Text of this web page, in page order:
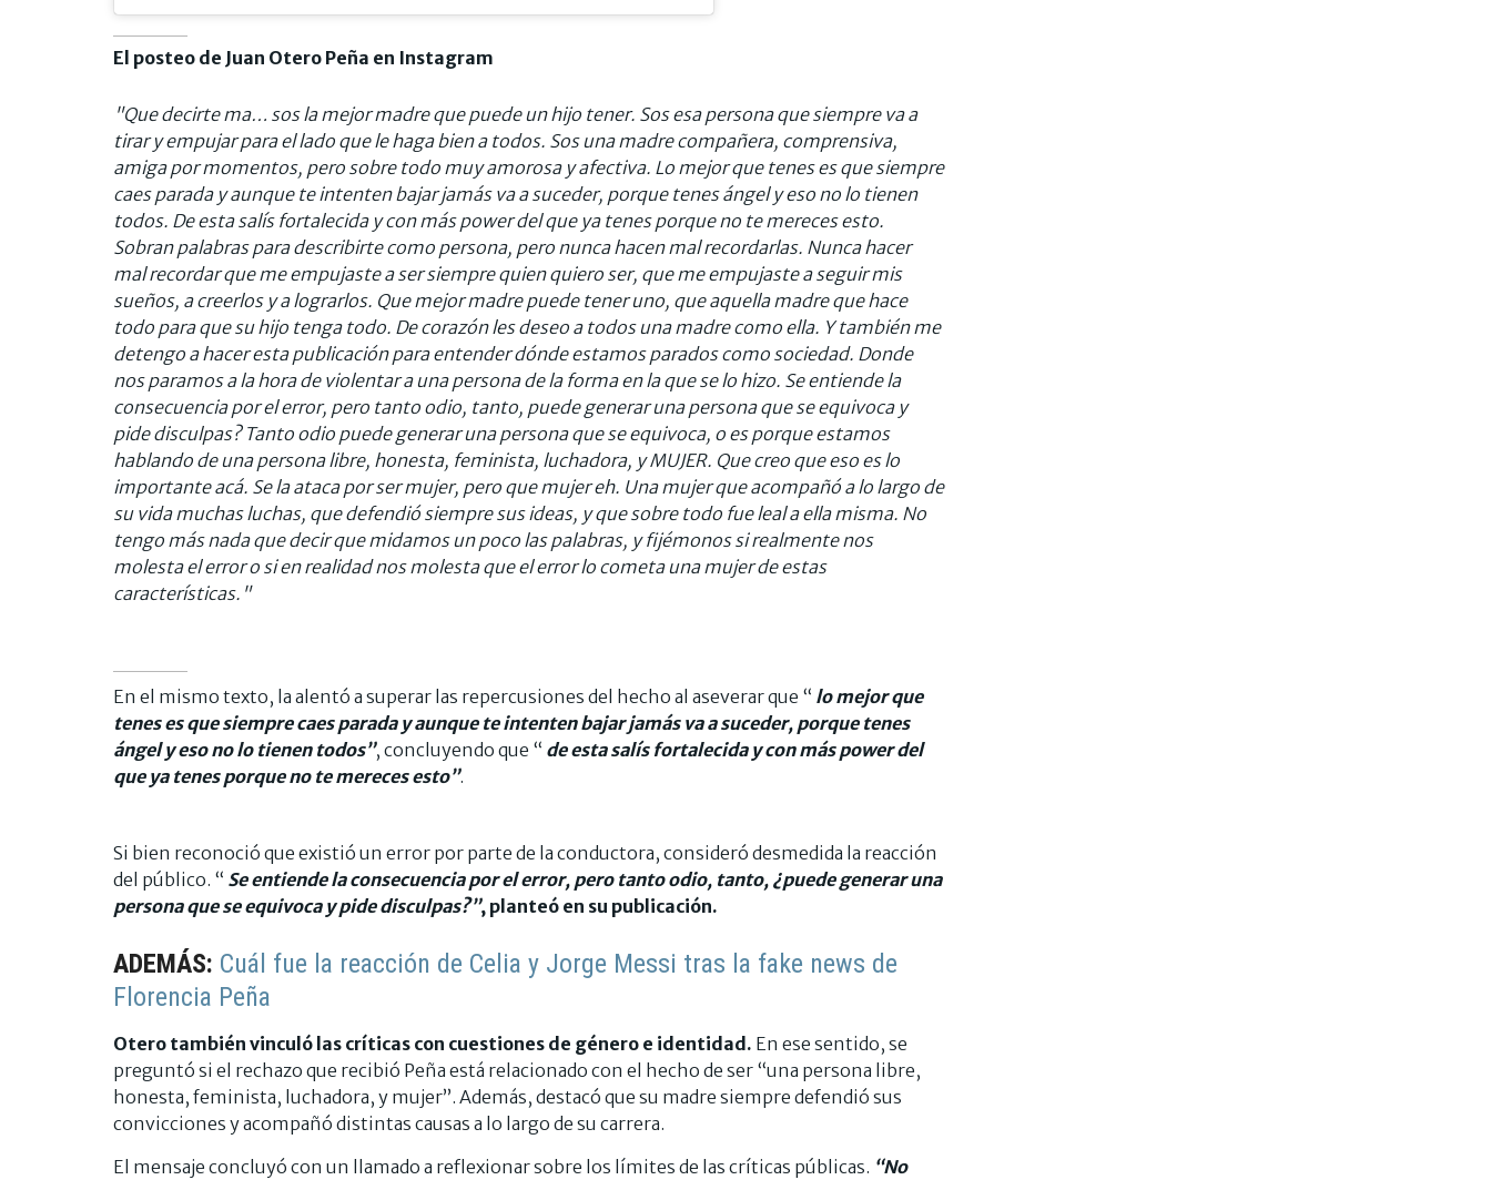
El posteo de Juan Otero Peña en Instagram
"Que decirte ma… sos la mejor madre que puede un hijo tener. Sos esa persona que siempre va a
tirar y empujar para el lado que le haga bien a todos. Sos una madre compañera, comprensiva,
amiga por momentos, pero sobre todo muy amorosa y afectiva. Lo mejor que tenes es que siempre
caes parada y aunque te intenten bajar jamás va a suceder, porque tenes ángel y eso no lo tienen
todos. De esta salís fortalecida y con más power del que ya tenes porque no te mereces esto.
Sobran palabras para describirte como persona, pero nunca hacen mal recordarlas. Nunca hacer
mal recordar que me empujaste a ser siempre quien quiero ser, que me empujaste a seguir mis
sueños, a creerlos y a lograrlos. Que mejor madre puede tener uno, que aquella madre que hace
todo para que su hijo tenga todo. De corazón les deseo a todos una madre como ella. Y también me
detengo a hacer esta publicación para entender dónde estamos parados como sociedad. Donde
nos paramos a la hora de violentar a una persona de la forma en la que se lo hizo. Se entiende la
consecuencia por el error, pero tanto odio, tanto, puede generar una persona que se equivoca y
pide disculpas? Tanto odio puede generar una persona que se equivoca, o es porque estamos
hablando de una persona libre, honesta, feminista, luchadora, y MUJER. Que creo que eso es lo
importante acá. Se la ataca por ser mujer, pero que mujer eh. Una mujer que acompañó a lo largo de
su vida muchas luchas, que defendió siempre sus ideas, y que sobre todo fue leal a ella misma. No
tengo más nada que decir que midamos un poco las palabras, y fijémonos si realmente nos
molesta el error o si en realidad nos molesta que el error lo cometa una mujer de estas
características."
En el mismo texto, la alentó a superar las repercusiones del hecho al aseverar que “ lo mejor que
tenes es que siempre caes parada y aunque te intenten bajar jamás va a suceder, porque tenes
ángel y eso no lo tienen todos”, concluyendo que “ de esta salís fortalecida y con más power del
que ya tenes porque no te mereces esto”.
Si bien reconoció que existió un error por parte de la conductora, consideró desmedida la reacción
del público. “ Se entiende la consecuencia por el error, pero tanto odio, tanto, ¿puede generar una
persona que se equivoca y pide disculpas?”, planteó en su publicación.
ADEMÁS: Cuál fue la reacción de Celia y Jorge Messi tras la fake news de
Florencia Peña
Otero también vinculó las críticas con cuestiones de género e identidad. En ese sentido, se
preguntó si el rechazo que recibió Peña está relacionado con el hecho de ser “una persona libre,
honesta, feminista, luchadora, y mujer”. Además, destacó que su madre siempre defendió sus
convicciones y acompañó distintas causas a lo largo de su carrera.
El mensaje concluyó con un llamado a reflexionar sobre los límites de las críticas públicas. “No